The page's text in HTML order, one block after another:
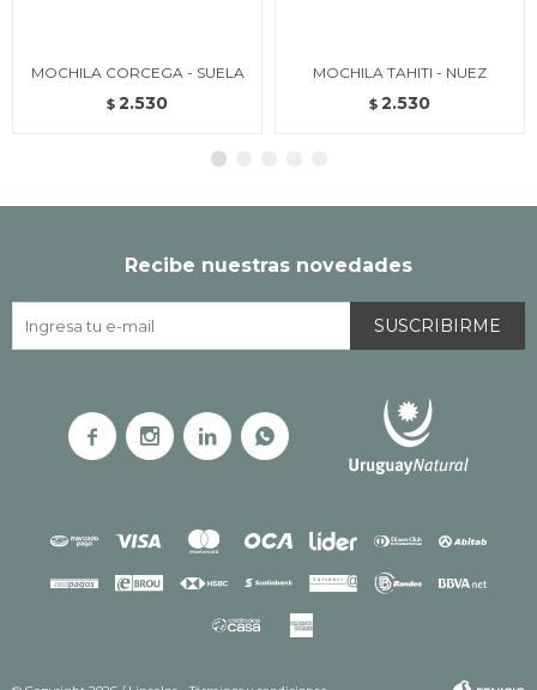
MOCHILA CORCEGA - SUELA
$ 2.530
MOCHILA TAHITI - NUEZ
$ 2.530
Recibe nuestras novedades
SUSCRIBIRME
   